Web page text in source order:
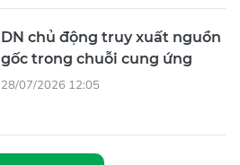
DN chủ động truy xuất nguồn
gốc trong chuỗi cung ứng
28/07/2026 12:05